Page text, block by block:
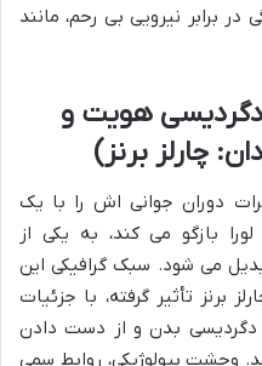
برابر نیرویی بی رحم، مانند
هویت و
چارلز برنز)
دوران جوانی اش را با یک
بازگو می کند، به یکی از
می شود. سبک گرافیکی این
برنز تأثیر گرفته، با جزئیات
دگردیسی بدن و از دست دادن
وحشت بیولوژیکی، روابط سمی